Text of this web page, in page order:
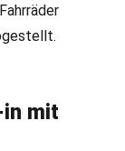
in mit